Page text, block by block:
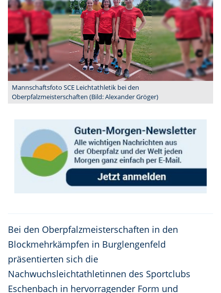
Mannschaftsfoto SCE Leichtathletik bei den
Oberpfalzmeisterschaften (Bild: Alexander Gröger)
Bei den Oberpfalzmeisterschaften in den
Blockmehrkämpfen in Burglengenfeld
präsentierten sich die
Nachwuchsleichtathletinnen des Sportclubs
Eschenbach in hervorragender Form und